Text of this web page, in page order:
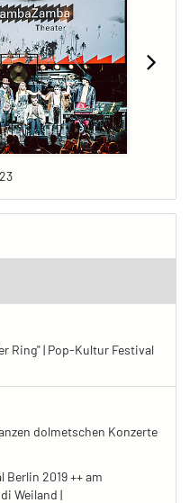
Ring" | Pop-Kultur Festival
dolmetschen Konzerte
2019 ++ am
Weiland |